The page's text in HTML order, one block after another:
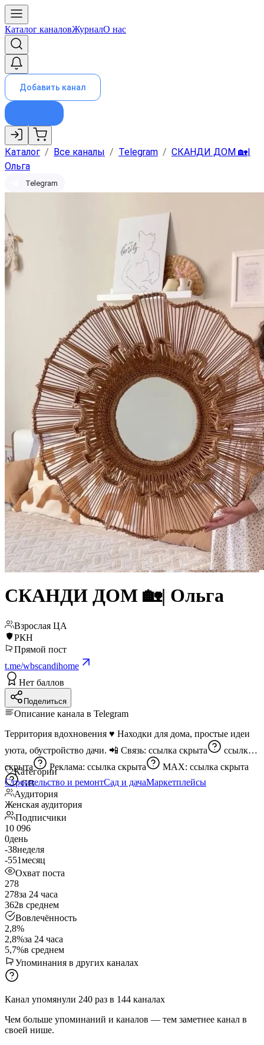
Каталог каналовЖурналО нас
Добавить канал
Каталог / Все каналы / Telegram / СКАНДИ ДОМ 🏡|
Ольга
Telegram
СКАНДИ ДОМ 🏡| Ольга
Взрослая ЦА
РКН
Прямой пост
t.me/wbscandihome
Нет баллов
Поделиться
Описание канала в Telegram
Территория вдохновения ♥️ Находки для дома, простые идеи
уюта, обустройство дачи. 📲 Связь: ссылка скрыта
ссылка
скрыта
Реклама: ссылка скрыта MAX: ссылка скрыта
GB
Категории
Строительство и ремонтСад и дачаМаркетплейсы
Аудитория
Женская аудитория
Подписчики
10 096
0день
-38неделя
-551месяц
Охват поста
278
278за 24 часа
362в среднем
Вовлечённость
2,8%
2,8%за 24 часа
5,7%в среднем
Упоминания в других каналах
Канал упомянули 240 раз в 144 каналах
Чем больше упоминаний и каналов — тем заметнее канал в
своей нише.